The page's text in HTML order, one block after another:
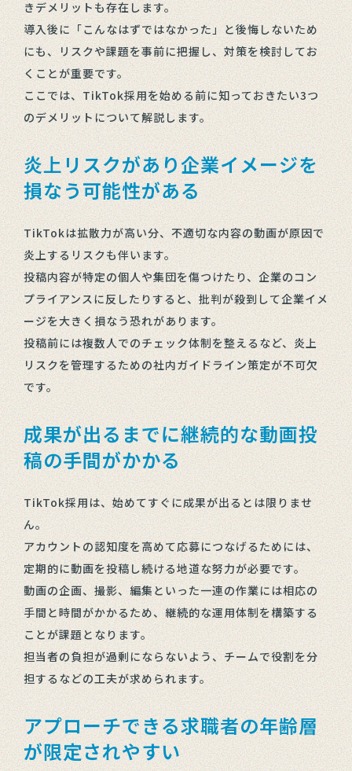
きデメリットも存在します。
導入後に「こんなはずではなかった」と後悔しないため
にも、リスクや課題を事前に把握し、対策を検討してお
くことが重要です。
ここでは、TikTok採用を始める前に知っておきたい3つ
のデメリットについて解説します。
炎上リスクがあり企業イメージを
損なう可能性がある
TikTokは拡散力が高い分、不適切な内容の動画が原因で
炎上するリスクも伴います。
投稿内容が特定の個人や集団を傷つけたり、企業のコン
プライアンスに反したりすると、批判が殺到して企業イメ
ージを大きく損なう恐れがあります。
投稿前には複数人でのチェック体制を整えるなど、炎上
リスクを管理するための社内ガイドライン策定が不可欠
です。
成果が出るまでに継続的な動画投
稿の手間がかかる
TikTok採用は、始めてすぐに成果が出るとは限りませ
ん。
アカウントの認知度を高めて応募につなげるためには、
定期的に動画を投稿し続ける地道な努力が必要です。
動画の企画、撮影、編集といった一連の作業には相応の
手間と時間がかかるため、継続的な運用体制を構築する
ことが課題となります。
担当者の負担が過剰にならないよう、チームで役割を分
担するなどの工夫が求められます。
アプローチできる求職者の年齢層
が限定されやすい